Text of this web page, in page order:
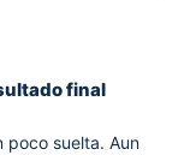
final
poco suelta. Aun